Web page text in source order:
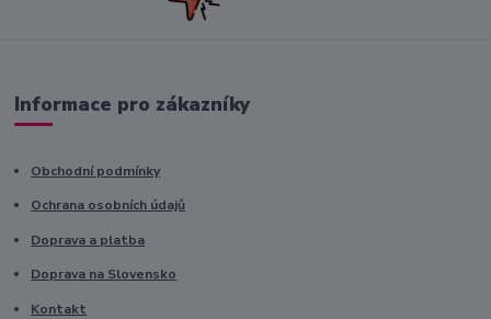
Informace pro zákazníky
Obchodní podmínky
Ochrana osobních údajů
Doprava a platba
Doprava na Slovensko
Kontakt